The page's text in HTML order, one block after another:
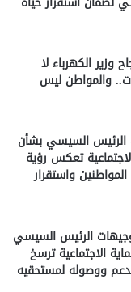
وزير الكهرباء لا
والمواطن ليس
الرئيس السيسي بشأن
تعكس رؤية
واستقرار
الرئيس السيسي
الاجتماعية ترسخ
ووصوله لمستحقيه